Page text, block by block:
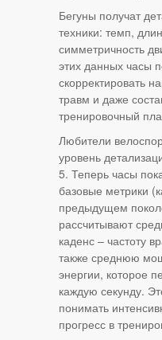
Бегуны получат
техники: темп,
симметричность
этих данных часы
скорректировать
травм и даже
тренировочный
Любители
уровень
5. Теперь часы
базовые метрики
предыдущем
рассчитывают
каденс – частоту
также среднюю
энергии, которое
каждую секунду.
понимать
прогресс в